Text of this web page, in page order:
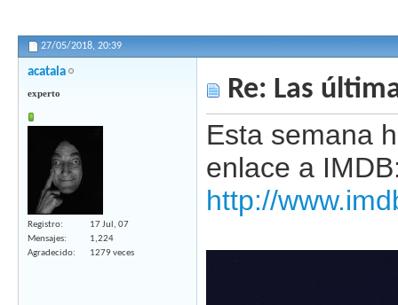
27/05/2018, 20:39
acatala
experto
Registro
17 Jul, 07
Mensajes
1,224
Agradecido
1279 veces
Re: Las
Esta semana
enlace a
http://